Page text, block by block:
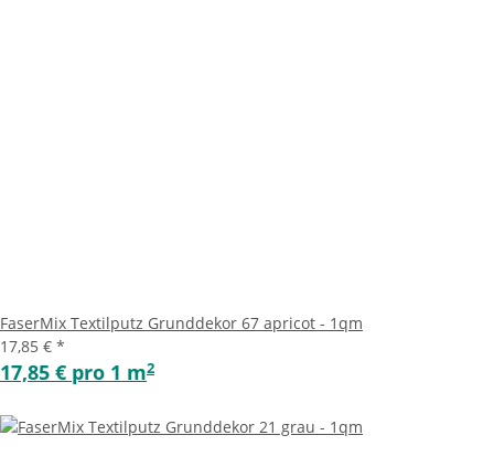
FaserMix Textilputz Grunddekor 67 apricot - 1qm
17,85 € *
17,85 € pro 1 m2